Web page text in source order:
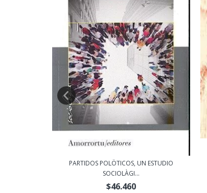
PARTIDOS POLÖTICOS, UN ESTUDIO
SOCIOLÀGI...
$46.460